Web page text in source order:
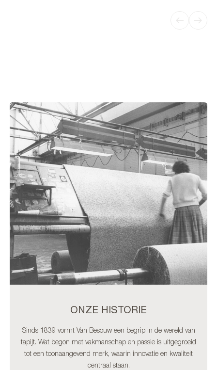
ONZE HISTORIE
Sinds 1839 vormt Van Besouw een begrip in de wereld van
tapijt. Wat begon met vakmanschap en passie is uitgegroeid
tot een toonaangevend merk, waarin innovatie en kwaliteit
centraal staan.